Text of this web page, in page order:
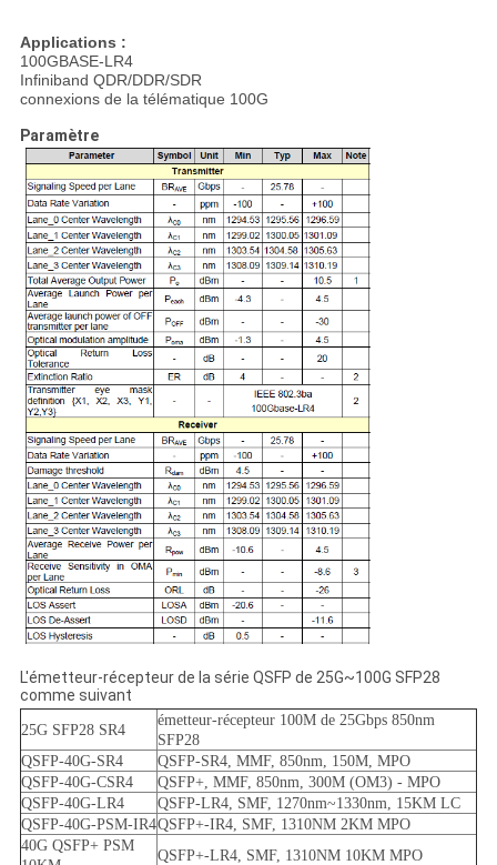
Applications :
100GBASE-LR4
Infiniband QDR/DDR/SDR
connexions de la télématique 100G
Paramètre
L'émetteur-récepteur de la série QSFP de 25G~100G SFP28
comme suivant
25G SFP28 SR4
émetteur-récepteur 100M de 25Gbps 850nm
SFP28
QSFP-40G-SR4
QSFP-SR4, MMF, 850nm, 150M, MPO
QSFP-40G-CSR4
QSFP+, MMF, 850nm, 300M (OM3) - MPO
QSFP-40G-LR4
QSFP-LR4, SMF, 1270nm~1330nm, 15KM LC
QSFP-40G-PSM-IR4QSFP+-IR4, SMF, 1310NM 2KM MPO
40G QSFP+ PSM
QSFP+-LR4, SMF, 1310NM 10KM MPO